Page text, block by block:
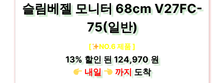
슬림베젤 모니터 68cm V27FC-
75(일반)
[ NO.6 제품 ]
13%할인 된124,970 원
내일
까지도착